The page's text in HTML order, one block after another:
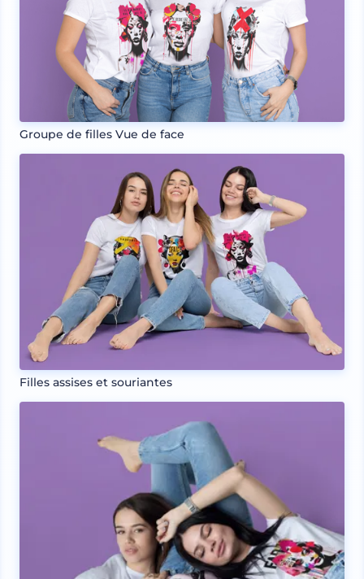
Groupe de filles Vue de face
Filles assises et souriantes